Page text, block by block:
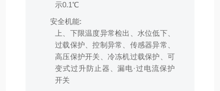
示0.1℃
安全机能:
上、下限温度异常检出、水位低下、
过载保护、控制异常、传感器异常、
高压保护开关、冷冻机过载保护、可
变式过升防止器、漏电·过电流保护
开关